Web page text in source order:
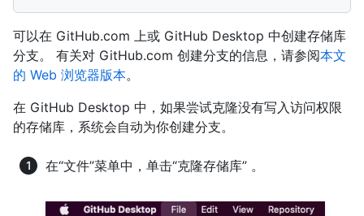
可以在 GitHub.com 上或 GitHub Desktop 中创建存储库
分支。 有关对 GitHub.com 创建分支的信息，请参阅本文
的 Web 浏览器版本。
在 GitHub Desktop 中，如果尝试克隆没有写入访问权限
的存储库，系统会自动为你创建分支。
在“文件”菜单中，单击“克隆存储库” 。